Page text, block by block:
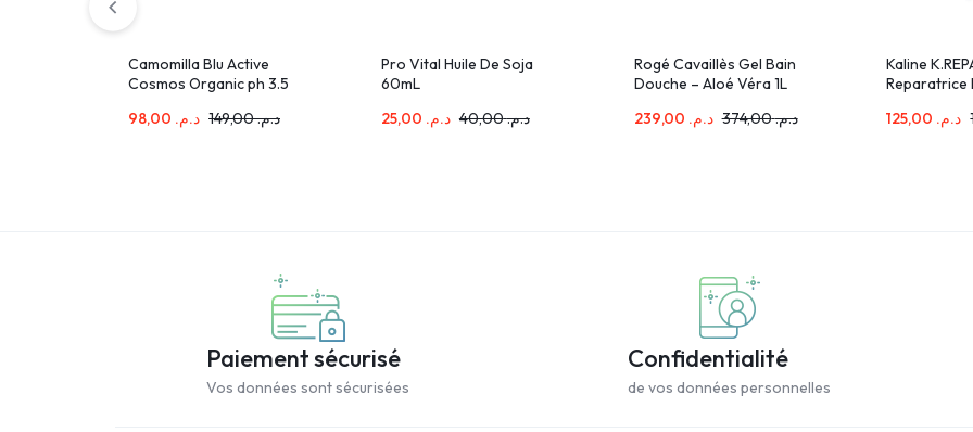
Camomilla Blu Active
Cosmos Organic ph 3.5
د.م. د.م.149,00
Pro Vital Huile De Soja
60mL
د.م.
د.م.40,00
Rogé Cavaillès Gel Bain
Douche – Aloé Véra 1L
د.م.
د.م.374,00
Kaline
Reparatrice
د.م.
Paiement sécurisé
Vos données sont sécurisées
Confidentialité
de vos données personnelles